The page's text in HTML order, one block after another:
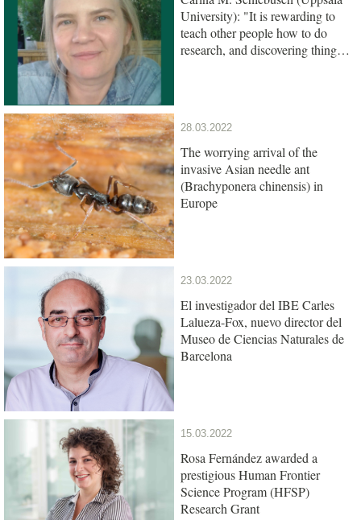
University): "It is rewarding to
teach other people how to do
research, and discovering things
28.03.2022
The worrying arrival of the
invasive Asian needle ant
(Brachyponera chinensis) in
Europe
23.03.2022
El investigador del IBE Carles
Lalueza-Fox, nuevo director del
Museo de Ciencias Naturales de
Barcelona
15.03.2022
Rosa Fernández awarded a
prestigious Human Frontier
Science Program (HFSP)
Research Grant